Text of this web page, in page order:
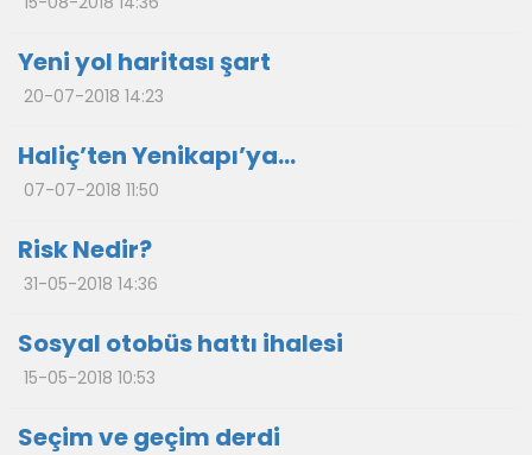
Yeni yol haritası şart
20-07-2018 14:23
Haliç’ten Yenikapı’ya…
07-07-2018 11:50
Risk Nedir?
31-05-2018 14:36
Sosyal otobüs hattı ihalesi
15-05-2018 10:53
Seçim ve geçim derdi